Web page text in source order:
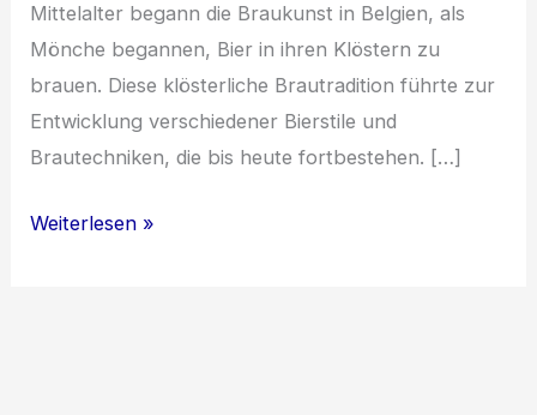
Mittelalter begann die Braukunst in Belgien, als
Mönche begannen, Bier in ihren Klöstern zu
brauen. Diese klösterliche Brautradition führte zur
Entwicklung verschiedener Bierstile und
Brautechniken, die bis heute fortbestehen. […]
Die
Weiterlesen »